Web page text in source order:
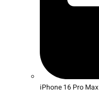
iPhone 16 Pro Max